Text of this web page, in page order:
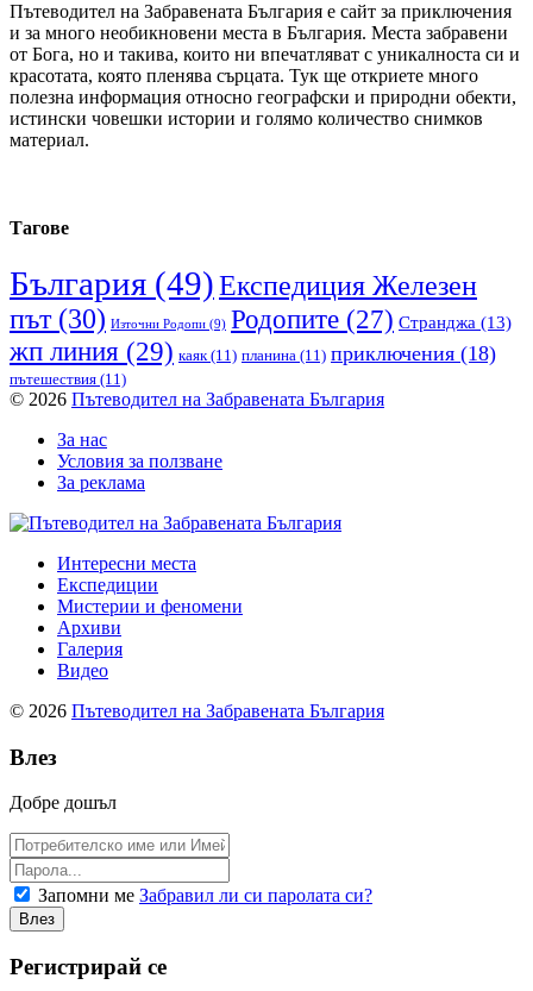
Пътеводител на Забравената България е сайт за приключения
и за много необикновени места в България. Места забравени
от Бога, но и такива, които ни впечатляват с уникалноста си и
красотата, която пленява сърцата. Тук ще откриете много
полезна информация относно географски и природни обекти,
истински човешки истории и голямо количество снимков
материал.
Тагове
България (49)Експедиция Железен
път(30) Източни Родопи (9) Родопите (27) Странджа (13)
жп линия (29) каяк(11) планина (11) приключения (18)
пътешествия (11)
© 2026 Пътеводител на Забравената България
За нас
Условия за ползване
За реклама
Интересни места
Експедиции
Мистерии и феномени
Архиви
Галерия
Видео
© 2026 Пътеводител на Забравената България
Влез
Добре дошъл
Запомни ме Забравил ли си паролата си?
Регистрирай се